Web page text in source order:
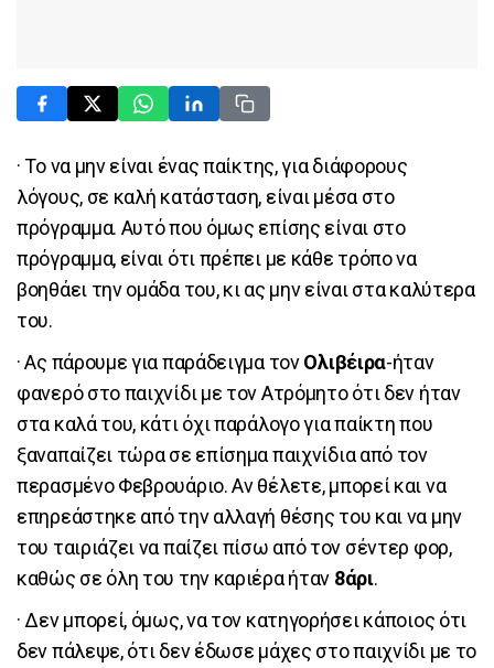
· Το να μην είναι ένας παίκτης, για διάφορους
λόγους, σε καλή κατάσταση, είναι μέσα στο
πρόγραμμα. Αυτό που όμως επίσης είναι στο
πρόγραμμα, είναι ότι πρέπει με κάθε τρόπο να
βοηθάει την ομάδα του, κι ας μην είναι στα καλύτερα
του.
· Ας πάρουμε για παράδειγμα τονΟλιβέιρα-ήταν
φανερό στο παιχνίδι με τον Ατρόμητο ότι δεν ήταν
στα καλά του, κάτι όχι παράλογο για παίκτη που
ξαναπαίζει τώρα σε επίσημα παιχνίδια από τον
περασμένο Φεβρουάριο. Αν θέλετε, μπορεί και να
επηρεάστηκε από την αλλαγή θέσης του και να μην
του ταιριάζει να παίζει πίσω από τον σέντερ φορ,
καθώς σε όλη του την καριέρα ήταν 8άρι.
· Δεν μπορεί, όμως, να τον κατηγορήσει κάποιος ότι
δεν πάλεψε, ότι δεν έδωσε μάχες στο παιχνίδι με το